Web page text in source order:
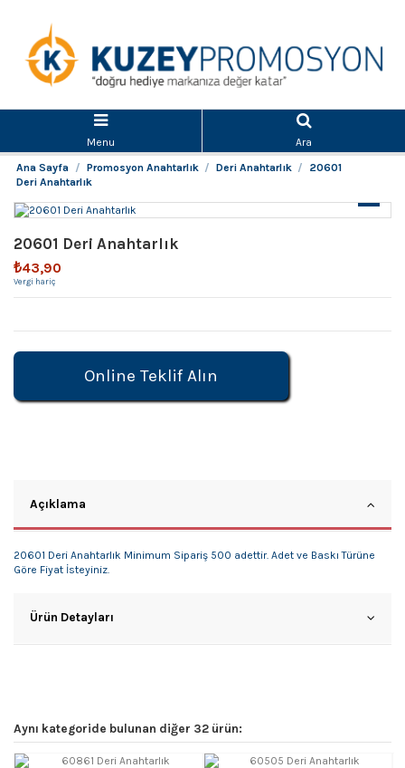
Menu
Ara
Ana Sayfa
Promosyon Anahtarlık Deri Anahtarlık
20601
Deri Anahtarlık
20601 Deri Anahtarlık
₺43,90
Vergi hariç
Online Teklif Alın
Açıklama
20601 Deri Anahtarlık Minimum Sipariş 500 adettir. Adet ve Baskı Türüne
Göre Fiyat İsteyiniz.
Ürün Detayları
Aynı kategoride bulunan diğer 32 ürün: